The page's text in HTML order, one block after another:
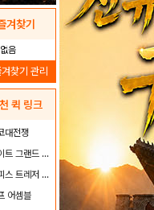
겨찾기
음
찾기 관리
퀵 링크
대전쟁
페이트 그랜드 오더
원피스 트레저 크루즈
어셈블